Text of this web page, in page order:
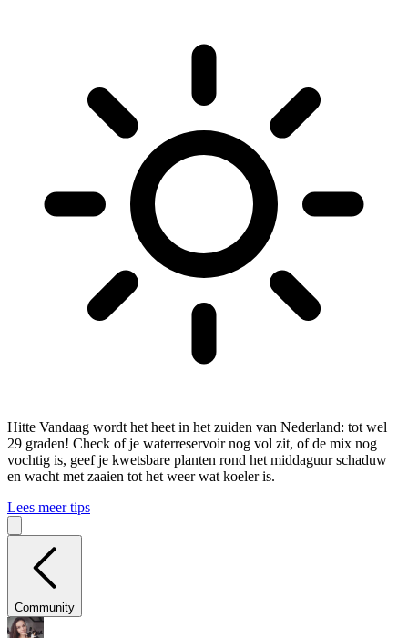
Hitte Vandaag wordt het heet in het zuiden van Nederland: tot wel
29 graden! Check of je waterreservoir nog vol zit, of de mix nog
vochtig is, geef je kwetsbare planten rond het middaguur schaduw
en wacht met zaaien tot het weer wat koeler is.
Lees meer tips
Community